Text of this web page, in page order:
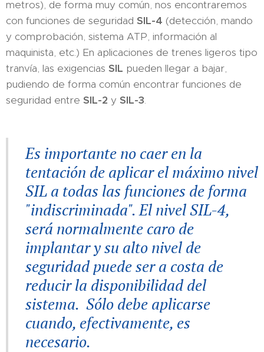
metros), de forma muy común, nos encontraremos
con funciones de seguridad SIL-4 (detección, mando
y comprobación, sistema ATP, información al
maquinista, etc.) En aplicaciones de trenes ligeros tipo
tranvía, las exigencias SIL pueden llegar a bajar,
pudiendo de forma común encontrar funciones de
seguridad entre SIL-2 y SIL-3.
Es importante no caer en la
tentación de aplicar el máximo nivel
SIL a todas las funciones de forma
"indiscriminada". El nivel SIL-4,
será normalmente caro de
implantar y su alto nivel de
seguridad puede ser a costa de
reducir la disponibilidad del
sistema. Sólo debe aplicarse
cuando, efectivamente, es
necesario.